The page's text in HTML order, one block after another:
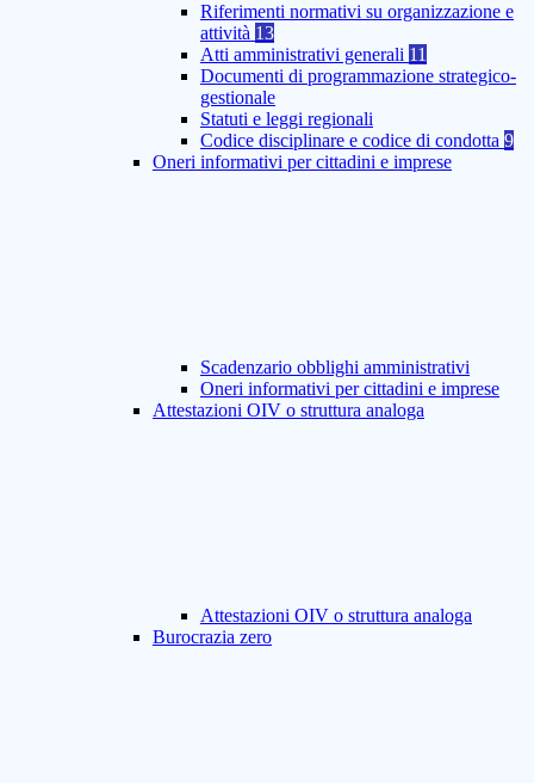
Riferimenti normativi su organizzazione e
attività 13
Atti amministrativi generali 11
Documenti di programmazione strategico-
gestionale
Statuti e leggi regionali
Codice disciplinare e codice di condotta 9
Oneri informativi per cittadini e imprese
Scadenzario obblighi amministrativi
Oneri informativi per cittadini e imprese
Attestazioni OIV o struttura analoga
Attestazioni OIV o struttura analoga
Burocrazia zero